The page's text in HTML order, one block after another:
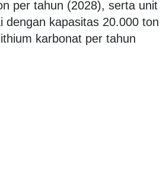
per tahun (2028), serta unit
dengan kapasitas 20.000 ton
karbonat per tahun